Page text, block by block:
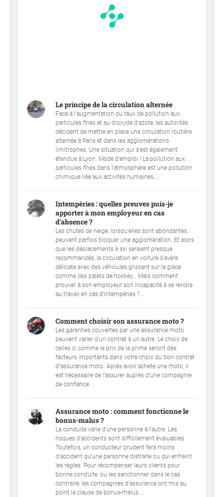
Le principe de la circulation alternée
Face à l'augmentation du taux de pollution aux
particules fines et au dioxyde d’azote, les autorités
décident de mettre en place une circulation routière
alternée à Paris et dans les agglomérations
limitrophes. Une situation qui s'est également
étendue à Lyon. Mode d'emploi ! La pollution aux
particules fines dans l'atmosphère est une pollution
chimique liée aux activités humaines....
Intempéries : quelles preuves puis-je
apporter à mon employeur en cas
d’absence ?
Les chutes de neige, lorsqu'elles sont abondantes,
peuvent parfois bloquer une agglomération. Et alors
que les déplacements à ski seraient presque
recommandés, la circulation en voiture s'avère
délicate avec des véhicules glissant sur la glace
comme des palets de hockey… Mais comment
prouver à son employeur son incapacité à se rendre
au travail en cas d'intempéries ?...
Comment choisir son assurance moto ?
Les garanties couvertes par une assurance moto
peuvent varier d'un contrat à un autre. Le choix de
celles ci comme le prix de la prime seront des
facteurs importants dans votre choix du bon contrat
d''assurance moto. Après avoir acheté une moto, il
est nécessaire de l’assurer auprès d’une compagnie
de confiance....
Assurance moto : comment fonctionne le
bonus-malus ?
La conduite varie d’une personne à l’autre. Les
risques d’accidents sont difficilement évaluables.
Toutefois, un conducteur prudent fera moins
d’accident qu’une personne distraite ou qui enfreint
les règles. Pour récompenser leurs clients pour
bonne conduite, ou les sanctionner dans le cas
contraire, les compagnies d’assurance ont mis au
point la clause de bonus-malus....